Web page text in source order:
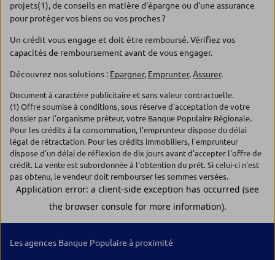
projets(1), de conseils en matière d'épargne ou d'une assurance
pour protéger vos biens ou vos proches ?
Un crédit vous engage et doit être remboursé. Vérifiez vos
capacités de remboursement avant de vous engager.
Découvrez nos solutions : Epargner, Emprunter,Assurer.
Document à caractère publicitaire et sans valeur contractuelle.
(1) Offre soumise à conditions, sous réserve d'acceptation de votre
dossier par l'organisme prêteur, votre Banque Populaire Régionale.
Pour les crédits à la consommation, l'emprunteur dispose du délai
légal de rétractation. Pour les crédits immobiliers, l'emprunteur
dispose d'un délai de réflexion de dix jours avant d'accepter l'offre de
crédit. La vente est subordonnée à l'obtention du prêt. Si celui-ci n'est
pas obtenu, le vendeur doit rembourser les sommes versées.
Les agences Banque Populaire à proximité